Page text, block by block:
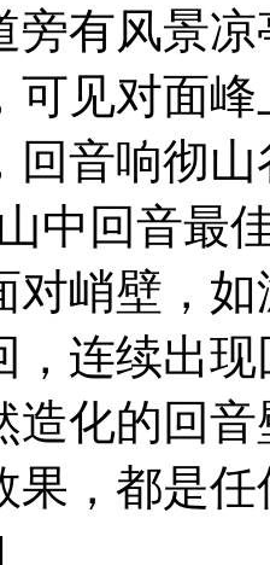
旁有风景
可见对面
回音响彻
中回音最
对峭壁，
，连续出
造化的回
果，都是